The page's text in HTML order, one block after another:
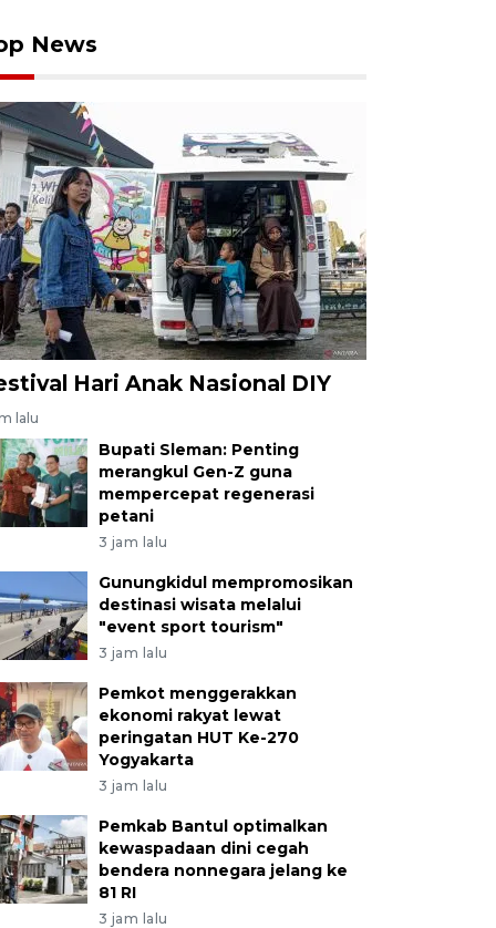
News
Hari Anak Nasional DIY
lalu
Bupati Sleman: Penting
merangkul Gen-Z guna
mempercepat regenerasi
petani
3 jam lalu
Gunungkidul mempromosikan
destinasi wisata melalui
"event sport tourism"
3 jam lalu
Pemkot menggerakkan
ekonomi rakyat lewat
peringatan HUT Ke-270
Yogyakarta
3 jam lalu
Pemkab Bantul optimalkan
kewaspadaan dini cegah
bendera nonnegara jelang ke
81 RI
3 jam lalu